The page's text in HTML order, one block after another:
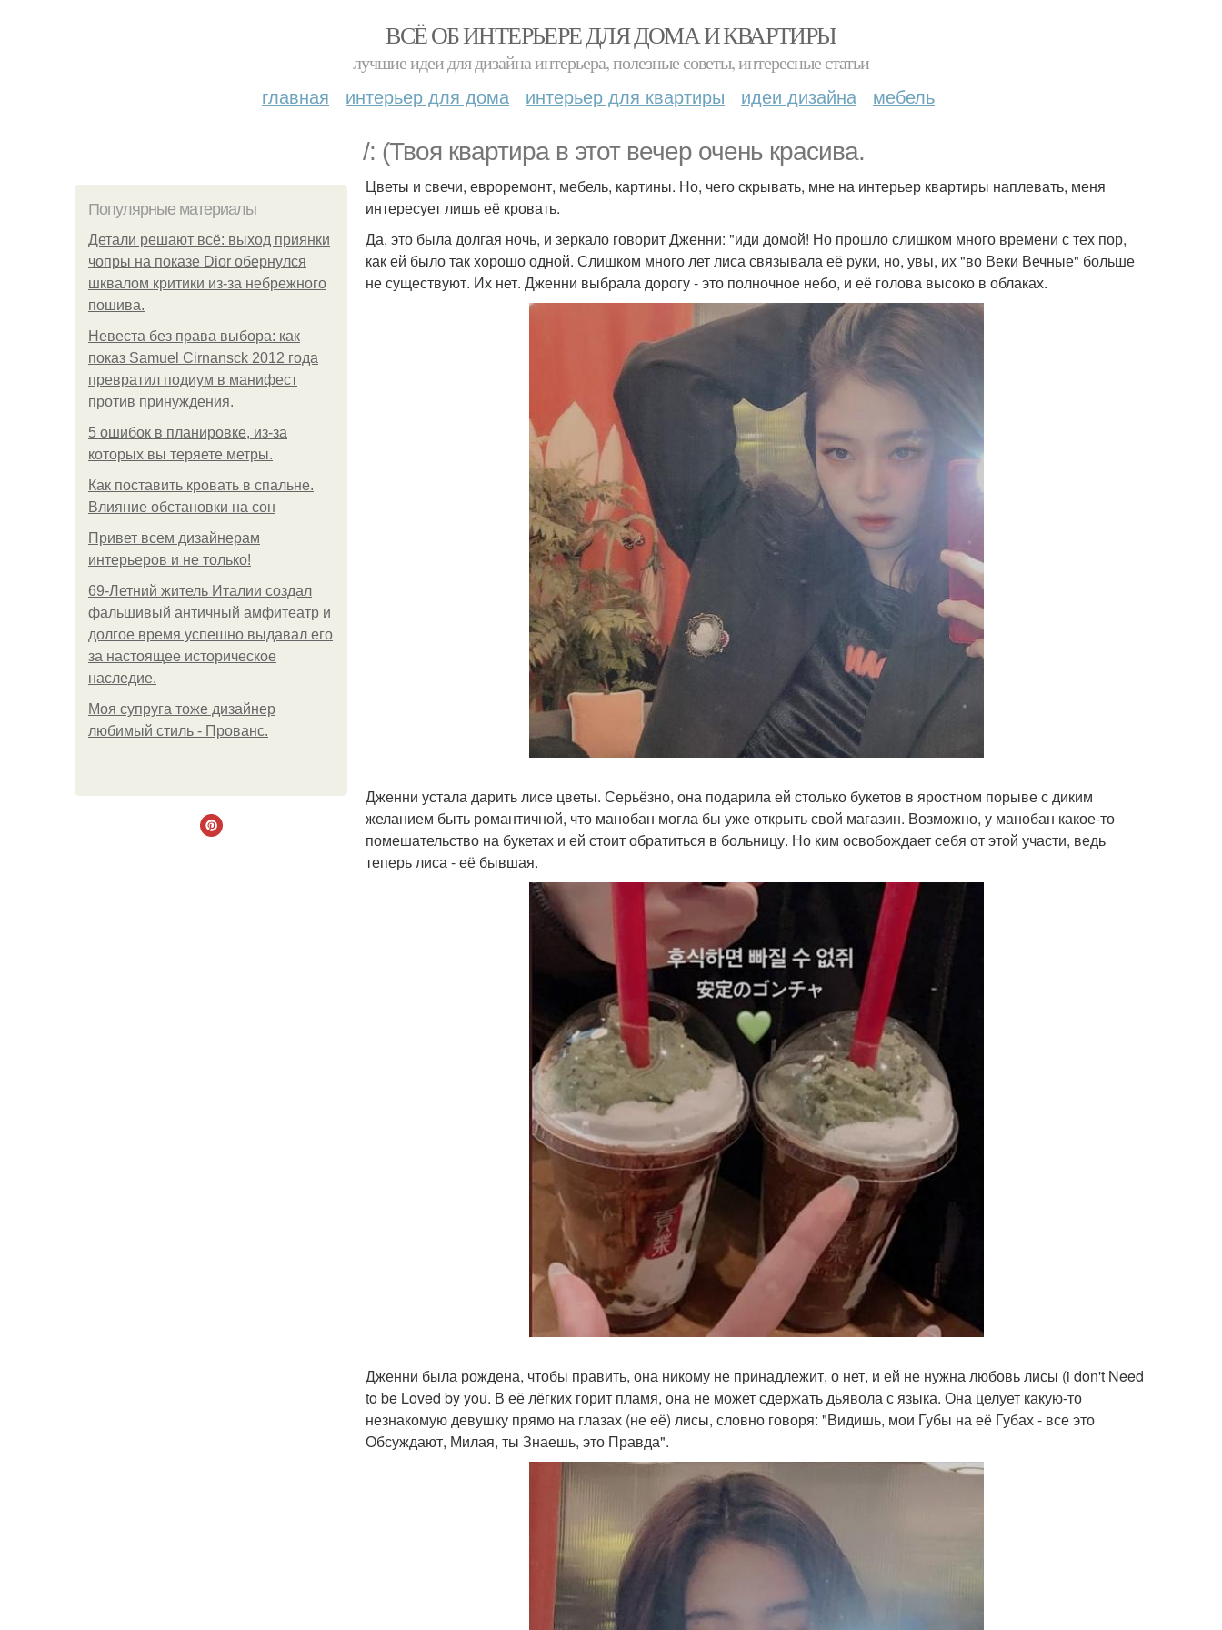
ВСЁ ОБ ИНТЕРЬЕРЕ ДЛЯ ДОМА И КВАРТИРЫ
лучшие идеи для дизайна интерьера, полезные советы, интересные статьи
главная интерьер для дома интерьер для квартиры идеи дизайна мебель
/: (Твоя квартира в этот вечер очень красива.
Популярные материалы
Детали решают всё: выход приянки
чопры на показе Dior обернулся
шквалом критики из-за небрежного
пошива.
Невеста без права выбора: как
показ Samuel Cirnansck 2012 года
превратил подиум в манифест
против принуждения.
5 ошибок в планировке, из-за
которых вы теряете метры.
Как поставить кровать в спальне.
Влияние обстановки на сон
Привет всем дизайнерам
интерьеров и не только!
69-Летний житель Италии создал
фальшивый античный амфитеатр и
долгое время успешно выдавал его
за настоящее историческое
наследие.
Моя супруга тоже дизайнер
любимый стиль - Прованс.
Цветы и свечи, евроремонт, мебель, картины. Но, чего скрывать, мне на интерьер квартиры наплевать, меня
интересует лишь её кровать.
Да, это была долгая ночь, и зеркало говорит Дженни: "иди домой! Но прошло слишком много времени с тех пор,
как ей было так хорошо одной. Слишком много лет лиса связывала её руки, но, увы, их "во Веки Вечные" больше
не существуют. Их нет. Дженни выбрала дорогу - это полночное небо, и её голова высоко в облаках.
Дженни устала дарить лисе цветы. Серьёзно, она подарила ей столько букетов в яростном порыве с диким
желанием быть романтичной, что манобан могла бы уже открыть свой магазин. Возможно, у манобан какое-то
помешательство на букетах и ей стоит обратиться в больницу. Но ким освобождает себя от этой участи, ведь
теперь лиса - её бывшая.
Дженни была рождена, чтобы править, она никому не принадлежит, о нет, и ей не нужна любовь лисы (i don't Need
to be Loved by you. В её лёгких горит пламя, она не может сдержать дьявола с языка. Она целует какую-то
незнакомую девушку прямо на глазах (не её) лисы, словно говоря: "Видишь, мои Губы на её Губах - все это
Обсуждают, Милая, ты Знаешь, это Правда".